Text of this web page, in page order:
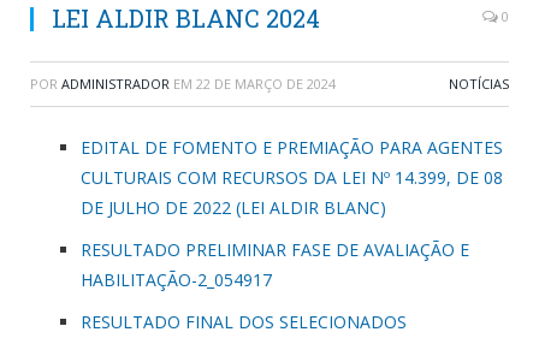
LEI ALDIR BLANC 2024 0
POR ADMINISTRADOR EM 22 DE MARÇO DE 2024 NOTÍCIAS
EDITAL DE FOMENTO E PREMIAÇÃO PARA AGENTES
CULTURAIS COM RECURSOS DA LEI Nº 14.399, DE 08
DE JULHO DE 2022 (LEI ALDIR BLANC)
RESULTADO PRELIMINAR FASE DE AVALIAÇÃO E
HABILITAÇÃO-2_054917
RESULTADO FINAL DOS SELECIONADOS